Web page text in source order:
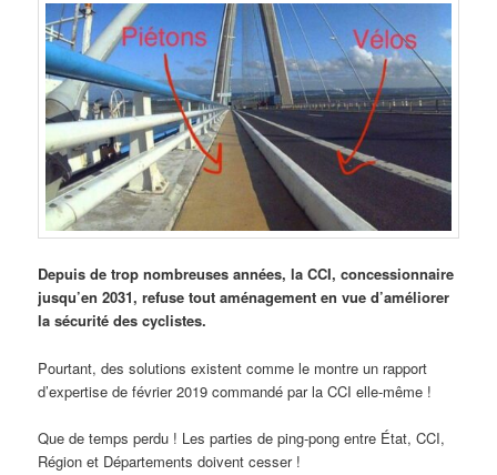
Depuis de trop nombreuses années, la CCI, concessionnaire
jusqu’en 2031, refuse tout aménagement en vue d’améliorer
la sécurité des cyclistes.
Pourtant, des solutions existent comme le montre un rapport
d’expertise de février 2019 commandé par la CCI elle-même !
Que de temps perdu ! Les parties de ping-pong entre État, CCI,
Région et Départements doivent cesser !